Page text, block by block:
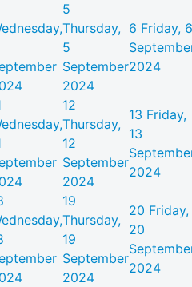
5
Thursday,
5
September
2024
6 Friday, 6
2024
12
Thursday,
12
September
2024
13 Friday,
13
2024
19
Thursday,
19
September
2024
20 Friday,
20
2024